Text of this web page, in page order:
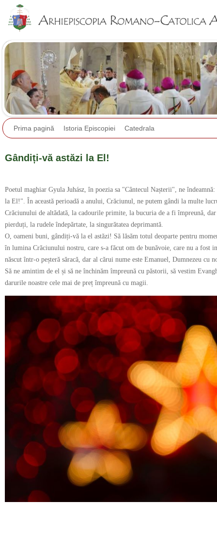
Prima pagină Istoria Episcopiei Catedrala
Gândiți-vă astăzi la El!
Poetul maghiar Gyula Juhász, în poezia sa "Cântecul Nașterii", ne
la El!". În această perioadă a anului, Crăciunul, ne putem gândi la multe
Crăciunului de altădată, la cadourile primite, la bucuria de a fi împreună,
pierduți, la rudele îndepărtate, la singurătatea deprimantă.
O, oameni buni, gândiți-vă la el astăzi! Să lăsăm totul deoparte pentru
în lumina Crăciunului nostru, care s-a făcut om de bunăvoie, care nu a fost
născut într-o peșteră săracă, dar al cărui nume este Emanuel, Dumnezeu cu
Să ne amintim de el și să ne închinăm împreună cu păstorii, să vestim
darurile noastre cele mai de preț împreună cu magii.